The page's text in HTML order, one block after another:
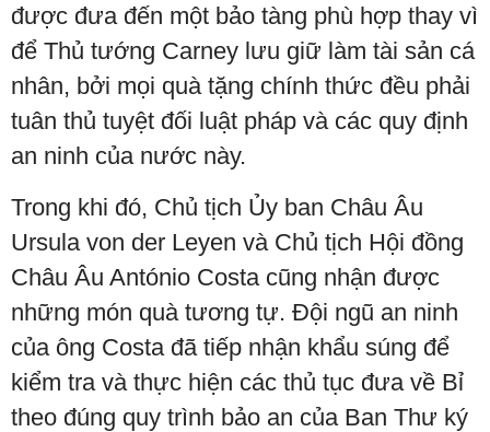
được đưa đến một bảo tàng phù hợp thay vì
để Thủ tướng Carney lưu giữ làm tài sản cá
nhân, bởi mọi quà tặng chính thức đều phải
tuân thủ tuyệt đối luật pháp và các quy định
an ninh của nước này.
Trong khi đó, Chủ tịch Ủy ban Châu Âu
Ursula von der Leyen và Chủ tịch Hội đồng
Châu Âu António Costa cũng nhận được
những món quà tương tự. Đội ngũ an ninh
của ông Costa đã tiếp nhận khẩu súng để
kiểm tra và thực hiện các thủ tục đưa về Bỉ
theo đúng quy trình bảo an của Ban Thư ký